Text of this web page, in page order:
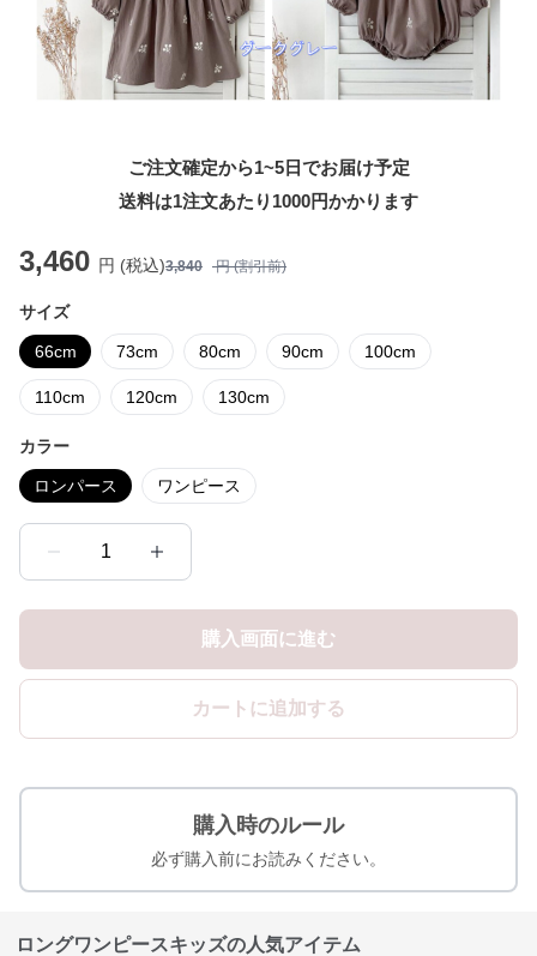
ご注文確定から1~5日でお届け予定
送料は1注文あたり 1000円かかります
3,460 円 (税込)3,840 円 (割引前)
サイズ
66cm 73cm 80cm 90cm 100cm
110cm 120cm 130cm
カラー
ロンパース ワンピース
1
購入画面に進む
カートに追加する
購入時のルール
必ず購入前にお読みください。
ロングワンピースキッズの人気アイテム